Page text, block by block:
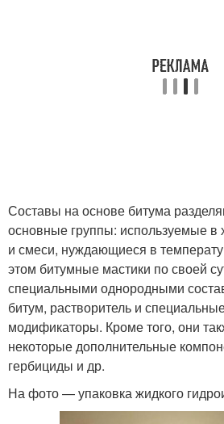
Составы на основе битума
основные группы: используемые в
и смеси, нуждающиеся в
этом битумные мастики по своей
специальными однородными
битум, растворитель и
модификаторы. Кроме того, они
некоторые дополнительные
гербициды и др.
На фото — упаковка жидкого